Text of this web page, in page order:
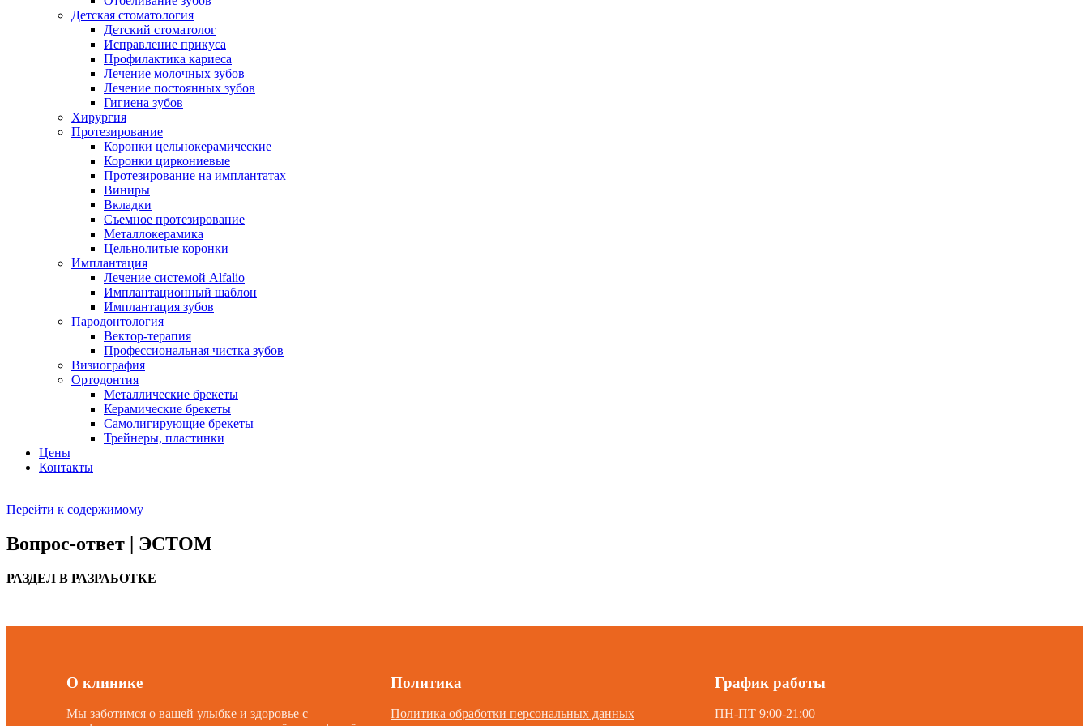
Детская стоматология
Детский стоматолог
Исправление прикуса
Профилактика кариеса
Лечение молочных зубов
Лечение постоянных зубов
Гигиена зубов
Хирургия
Протезирование
Коронки цельнокерамические
Коронки циркониевые
Протезирование на имплантатах
Виниры
Вкладки
Съемное протезирование
Металлокерамика
Цельнолитые коронки
Имплантация
Лечение системой Alfalio
Имплантационный шаблон
Имплантация зубов
Пародонтология
Вектор-терапия
Профессиональная чистка зубов
Визиография
Ортодонтия
Металлические брекеты
Керамические брекеты
Самолигирующие брекеты
Трейнеры, пластинки
Цены
Контакты
Перейти к содержимому
Вопрос-ответ | ЭСТОМ
РАЗДЕЛ В РАЗРАБОТКЕ
О клинике
Мы заботимся о вашей улыбке и здоровье с
Политика
Политика обработки персональных данных
График работы
ПН-ПТ 9:00-21:00